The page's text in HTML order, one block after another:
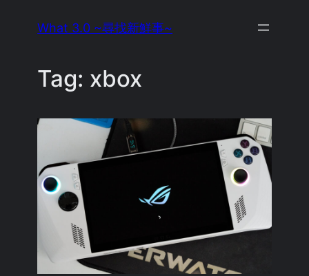
What 3.0 ~尋找新鮮事~
Tag: xbox